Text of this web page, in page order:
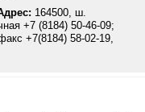
164500, ш.
+7 (8184) 50-46-09;
+7(8184) 58-02-19,